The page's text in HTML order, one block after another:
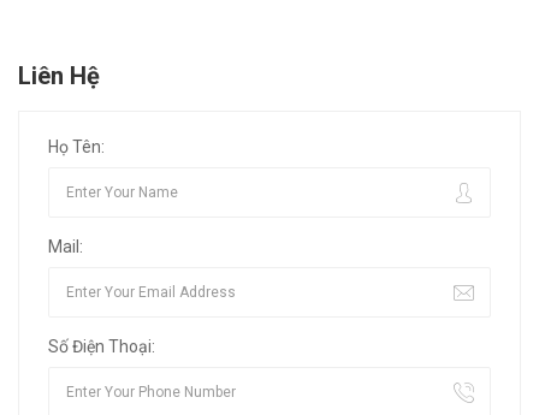
Liên Hệ
Họ Tên:
Mail:
Số Điện Thoại: